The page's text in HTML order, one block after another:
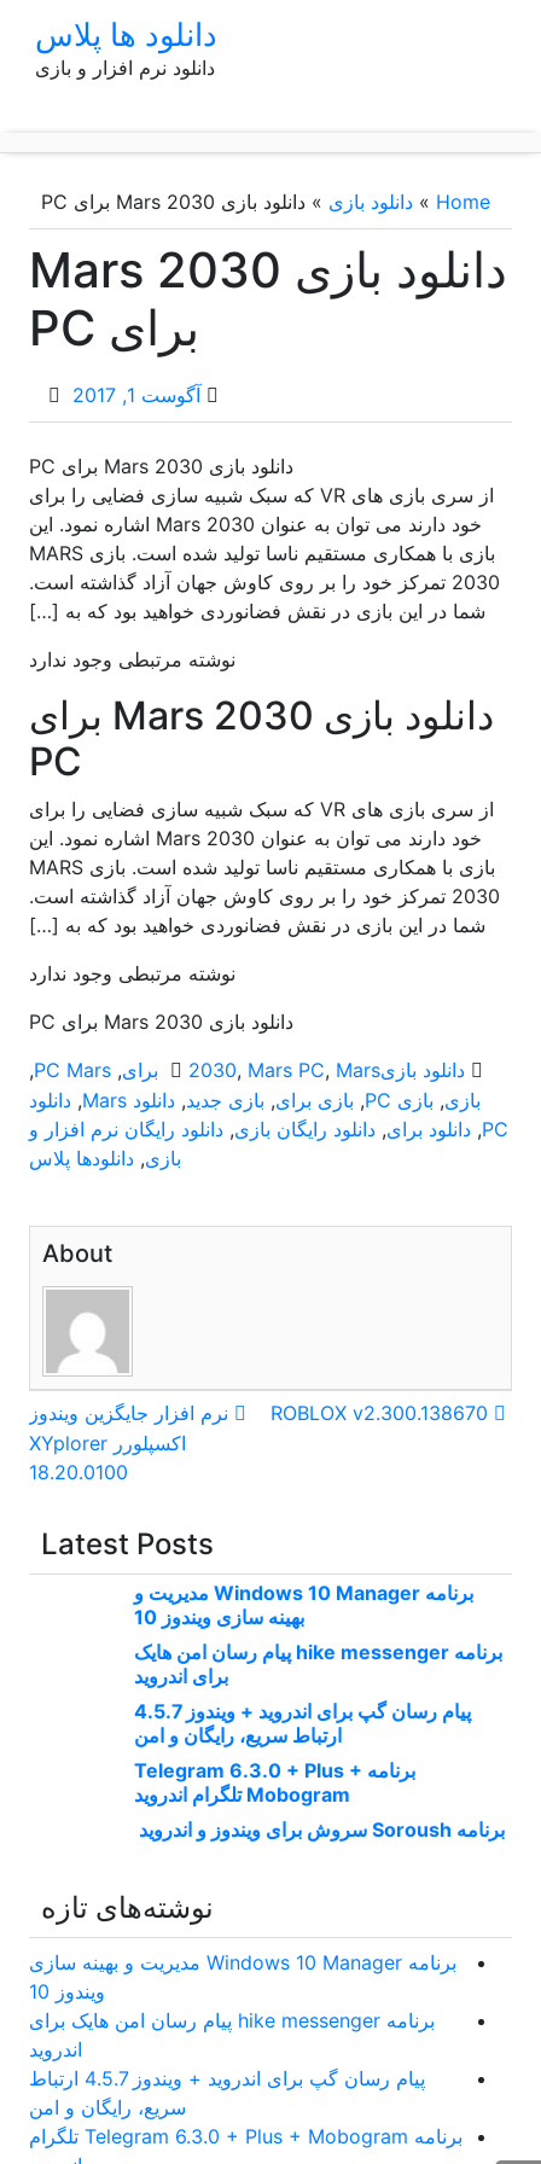
دانلود ها پلاس
دانلود نرم افزار و بازی
Home
»دانلود بازی »دانلود بازی Mars 2030 برای PC
دانلود بازی Mars 2030
برای PC
آگوست 1, 2017
دانلود بازی Mars 2030 برای PC
از سری بازی های VR که سبک شبیه سازی فضایی را برای
خود دارند می توان به عنوان Mars 2030 اشاره نمود. این
بازی با همکاری مستقیم ناسا تولید شده است. بازی MARS
2030 تمرکز خود را بر روی کاوش جهان آزاد گذاشته است.
شما در این بازی در نقش فضانوردی خواهید بود که به […]
نوشته مرتبطی وجود ندارد
دانلود بازی Mars 2030 برای
PC
از سری بازی های VR که سبک شبیه سازی فضایی را برای
خود دارند می توان به عنوان Mars 2030 اشاره نمود. این
بازی با همکاری مستقیم ناسا تولید شده است. بازی MARS
2030 تمرکز خود را بر روی کاوش جهان آزاد گذاشته است.
شما در این بازی در نقش فضانوردی خواهید بود که به […]
نوشته مرتبطی وجود ندارد
دانلود بازی Mars 2030 برای PC
دانلود بازی
2030, Mars PC, Mars برای ,
PC Mars
,
بازی, بازی PC , بازی برای, بازی جدید,دانلود Mars ,دانلود
PC
,دانلود برای,دانلود رایگان بازی,دانلود رایگان نرم افزار و
بازی,دانلودها پلاس
About
راهبری
نرم افزار جایگزین ویندوز
اکسپلورر XYplorer
18.20.0100
ROBLOX v2.300.138670
Latest Posts
برنامه Windows 10 Manager مدیریت و
بهینه سازی ویندوز 10
برنامه hike messenger پیام‌ رسان‌ امن هایک
برای اندروید
پیام رسان گپ برای اندروید + ویندوز 4.5.7
ارتباط سریع، رایگان و امن
برنامه Telegram 6.3.0 + Plus +
Mobogram تلگرام اندروید
برنامه Soroush سروش برای ویندوز و اندروید
نوشته‌های تازه
برنامه Windows 10 Manager مدیریت و بهینه سازی
ویندوز 10
برنامه hike messenger پیام‌ رسان‌ امن هایک برای
اندروید
پیام رسان گپ برای اندروید + ویندوز 4.5.7 ارتباط
سریع، رایگان و امن
برنامه Telegram 6.3.0 + Plus + Mobogram تلگرام